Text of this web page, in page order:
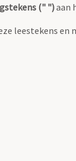
(" ")aan
leestekens en